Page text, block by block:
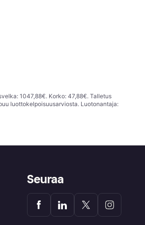
1047,88€. Korko: 47,88€. Talletus
luottokelpoisuusarviosta. Luotonantaja:
Seuraa